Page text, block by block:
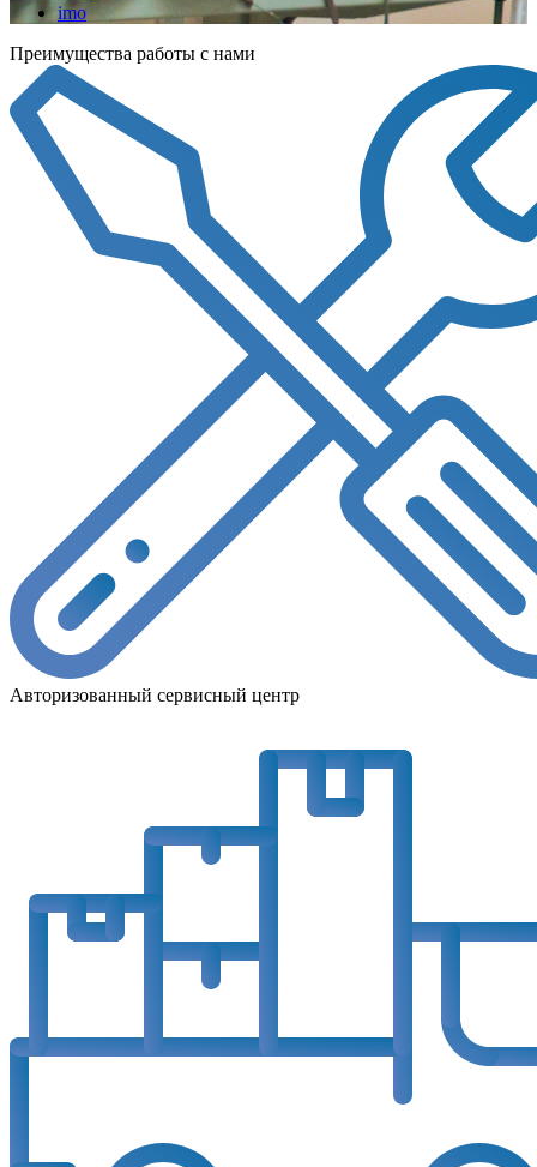
imo
Преимущества работы с нами
Авторизованный сервисный центр